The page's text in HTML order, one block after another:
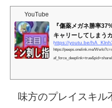
YouTube
『傷薬メガネ勝率
キャリーしてしまう
https://youtu.be/
https://peeps.onelink.me/
味方のプレイスキル